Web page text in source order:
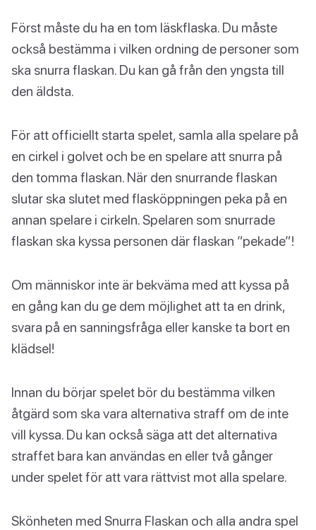
Först måste du ha en tom läskflaska. Du måste
också bestämma i vilken ordning de personer som
ska snurra flaskan. Du kan gå från den yngsta till
den äldsta.
För att officiellt starta spelet, samla alla spelare på
en cirkel i golvet och be en spelare att snurra på
den tomma flaskan. När den snurrande flaskan
slutar ska slutet med flasköppningen peka på en
annan spelare i cirkeln. Spelaren som snurrade
flaskan ska kyssa personen där flaskan ”pekade”!
Om människor inte är bekväma med att kyssa på
en gång kan du ge dem möjlighet att ta en drink,
svara på en sanningsfråga eller kanske ta bort en
klädsel!
Innan du börjar spelet bör du bestämma vilken
åtgärd som ska vara alternativa straff om de inte
vill kyssa. Du kan också säga att det alternativa
straffet bara kan användas en eller två gånger
under spelet för att vara rättvist mot alla spelare.
Skönheten med Snurra Flaskan och alla andra spel